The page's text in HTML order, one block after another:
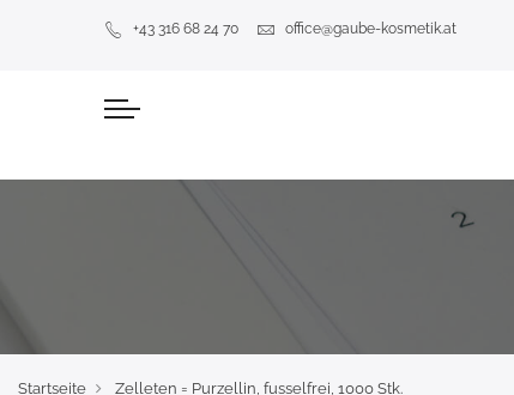
+43 316 68 24 70 office@gaube-kosmetik.at
Startseite Zelleten = Purzellin, fusselfrei, 1000 Stk.